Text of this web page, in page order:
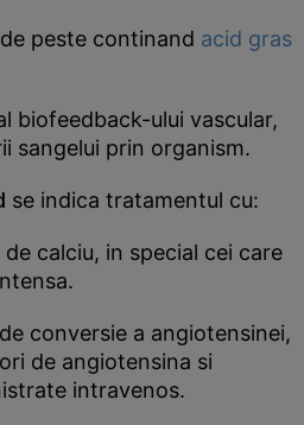
peste continand acid gras
biofeedback-ului vascular,
sangelui prin organism.
se indica tratamentul cu:
calciu, in special cei care
conversie a angiotensinei,
de angiotensina si
intravenos.